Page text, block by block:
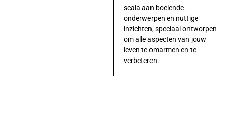
scala aan boeiende
onderwerpen en nuttige
inzichten, speciaal ontworpen
om alle aspecten van jouw
leven te omarmen en te
verbeteren.